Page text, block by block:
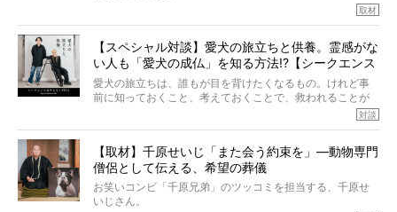
とりを目の当たりにするほどに、そのフレンチブルドッグ
愛がわたしたちのそれとまったく同じであることに、なん
だかうれしくなってしまったのでした。
春奈さんとアムちゃんのすてきな暮らしを、BUHI編集長の
小西がいつくしみながら、切り取らせていただきます。
取材
【スペシャル対談】愛犬の旅立ちと供養。霊感がな
い人も「愛犬の成仏」を知る方法!?【シークエンス
はやとも×PELI】
愛犬の旅立ちは、誰もが目を背けたくなるもの。けれど事
前に知っておくこと、考えておくことで、救われることが
力をもつお笑い芸人「シークエンスはやとも」さんに、愛
犬の旅立ちや供養についてインタビュー。
インタビュアー兼対談相手は、大の犬好きで心霊分野の知
識にも長けているPELIさん。
対談
【取材】千原せいじ「また会う約束を」―動物専門
僧侶として伝える、希望の葬儀
お笑いコンビ「千原兄弟」のツッコミを担当する、千原せ
いじさん。